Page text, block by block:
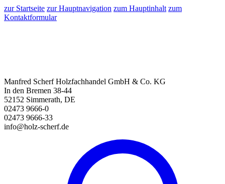
zur Startseite zur Hauptnavigation zum Hauptinhalt zum
Kontaktformular
Manfred Scherf Holzfachhandel GmbH & Co. KG
In den Bremen 38-44
52152 Simmerath, DE
02473 9666-0
02473 9666-33
info@holz-scherf.de